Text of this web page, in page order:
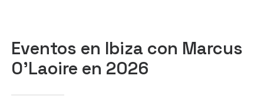
Eventos en Ibiza con Marcus
O'Laoire en 2026